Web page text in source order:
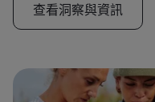
查看洞察與資訊